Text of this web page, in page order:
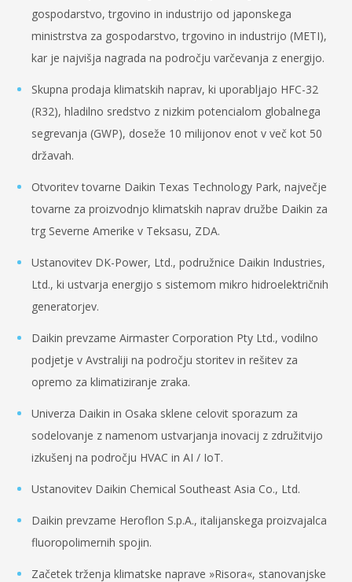
gospodarstvo, trgovino in industrijo od japonskega
ministrstva za gospodarstvo, trgovino in industrijo (METI),
kar je najvišja nagrada na področju varčevanja z energijo.
Skupna prodaja klimatskih naprav, ki uporabljajo HFC-32
(R32), hladilno sredstvo z nizkim potencialom globalnega
segrevanja (GWP), doseže 10 milijonov enot v več kot 50
državah.
Otvoritev tovarne Daikin Texas Technology Park, največje
tovarne za proizvodnjo klimatskih naprav družbe Daikin za
trg Severne Amerike v Teksasu, ZDA.
Ustanovitev DK-Power, Ltd., podružnice Daikin Industries,
Ltd., ki ustvarja energijo s sistemom mikro hidroelektričnih
generatorjev.
Daikin prevzame Airmaster Corporation Pty Ltd., vodilno
podjetje v Avstraliji na področju storitev in rešitev za
opremo za klimatiziranje zraka.
Univerza Daikin in Osaka sklene celovit sporazum za
sodelovanje z namenom ustvarjanja inovacij z združitvijo
izkušenj na področju HVAC in AI / IoT.
Ustanovitev Daikin Chemical Southeast Asia Co., Ltd.
Daikin prevzame Heroflon S.p.A., italijanskega proizvajalca
fluoropolimernih spojin.
Začetek trženja klimatske naprave »Risora«, stanovanjske